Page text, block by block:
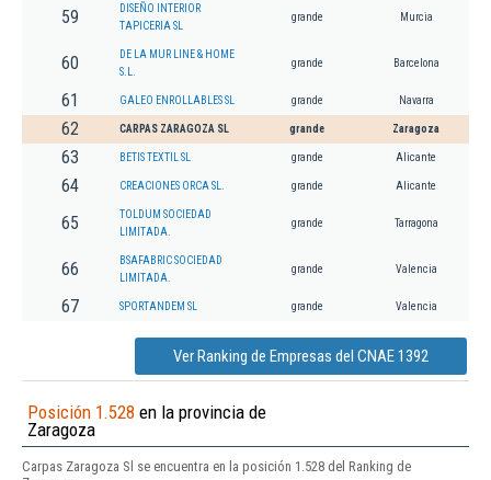
59
DISEÑO INTERIOR
TAPICERIA SL
grande Murcia
60
DE LA MUR LINE & HOME
S.L.
grande Barcelona
61 GALEO ENROLLABLES SL grande Navarra
62 CARPAS ZARAGOZA SL grande Zaragoza
63 BETIS TEXTIL SL grande Alicante
64 CREACIONES ORCA SL. grande Alicante
65
TOLDUM SOCIEDAD
LIMITADA.
grande Tarragona
66
BSAFABRIC SOCIEDAD
LIMITADA.
grande Valencia
67 SPORTANDEM SL grande Valencia
Ver Ranking de Empresas del CNAE 1392
Posición 1.528 en la provincia de
Zaragoza
Carpas Zaragoza Sl se encuentra en la posición 1.528 del Ranking de